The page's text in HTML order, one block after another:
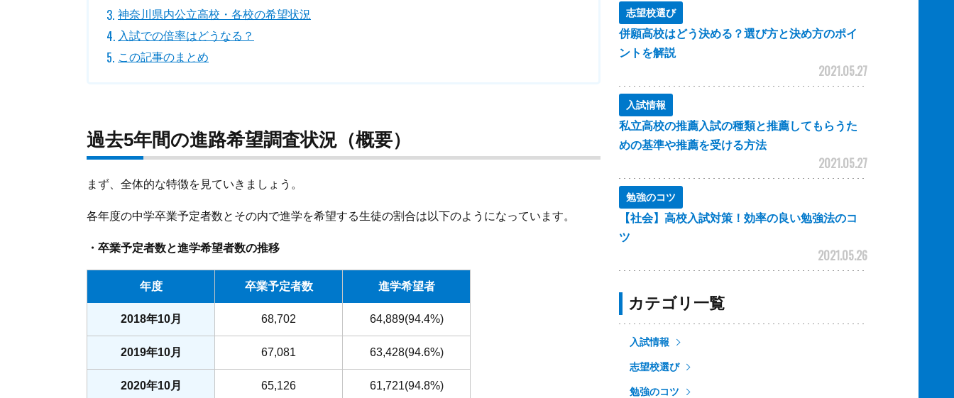
神奈川県内公立高校・各校の希望状況
入試での倍率はどうなる？
この記事のまとめ
過去5年間の進路希望調査状況（概要）
まず、全体的な特徴を見ていきましょう。
各年度の中学卒業予定者数とその内で進学を希望する生徒の割合は以下のようになっています。
・卒業予定者数と進学希望者数の推移
年度 卒業予定者数 進学希望者
2018年10月 68,702 64,889(94.4%)
2019年10月 67,081 63,428(94.6%)
2020年10月 65,126 61,721(94.8%)
志望校選び
併願高校はどう決める？選び方と決め方のポイ
ントを解説
2021.05.27
入試情報
私立高校の推薦入試の種類と推薦してもらうた
めの基準や推薦を受ける方法
2021.05.27
勉強のコツ
【社会】高校入試対策！効率の良い勉強法のコ
ツ
2021.05.26
カテゴリ一覧
入試情報
志望校選び
勉強のコツ